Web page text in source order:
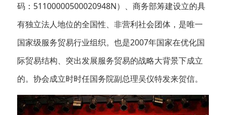
码：51100000500020948N）、商务部筹建设立的具
有独立法人地位的全国性、非营利社会团体，是唯一
国家级服务贸易行业组织。也是2007年国家在优化国
际贸易结构、突出发展服务贸易的战略大背景下成立
的。协会成立时时任国务院副总理吴仪特发来贺信。